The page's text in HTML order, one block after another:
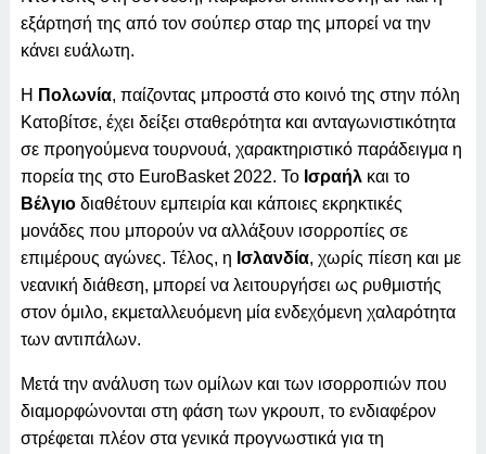
εξάρτησή της από τον σούπερ σταρ της μπορεί να την
κάνει ευάλωτη.
Η Πολωνία, παίζοντας μπροστά στο κοινό της στην πόλη
Κατοβίτσε, έχει δείξει σταθερότητα και ανταγωνιστικότητα
σε προηγούμενα τουρνουά, χαρακτηριστικό παράδειγμα η
πορεία της στο EuroBasket 2022. Το Ισραήλ και το
Βέλγιο διαθέτουν εμπειρία και κάποιες εκρηκτικές
μονάδες που μπορούν να αλλάξουν ισορροπίες σε
επιμέρους αγώνες. Τέλος, η Ισλανδία, χωρίς πίεση και με
νεανική διάθεση, μπορεί να λειτουργήσει ως ρυθμιστής
στον όμιλο, εκμεταλλευόμενη μία ενδεχόμενη χαλαρότητα
των αντιπάλων.
Μετά την ανάλυση των ομίλων και των ισορροπιών που
διαμορφώνονται στη φάση των γκρουπ, το ενδιαφέρον
στρέφεται πλέον στα γενικά προγνωστικά για τη